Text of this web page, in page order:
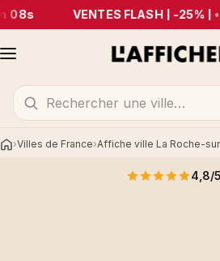
08s VENTES FLASH | -25% | •
AccueilVilles de France Affiche ville La Roche-
4,8/5